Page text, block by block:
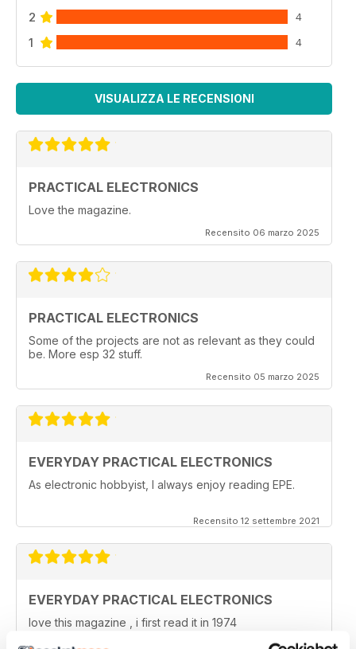
2 4
1 4
VISUALIZZA LE RECENSIONI
PRACTICAL ELECTRONICS
Love the magazine.
Recensito 06 marzo 2025
PRACTICAL ELECTRONICS
Some of the projects are not as relevant as they could
be. More esp 32 stuff.
Recensito 05 marzo 2025
EVERYDAY PRACTICAL ELECTRONICS
As electronic hobbyist, I always enjoy reading EPE.
Recensito 12 settembre 2021
EVERYDAY PRACTICAL ELECTRONICS
love this magazine , i first read it in 1974